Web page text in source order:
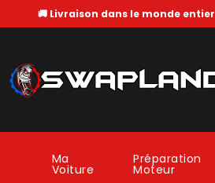
🚚 Livraison dans le monde entier
Ma
Voiture
Préparation
Moteur